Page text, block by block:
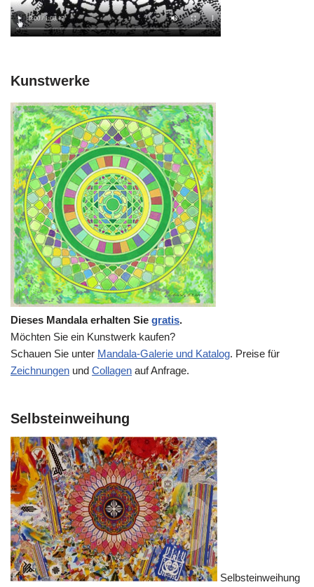
Kunstwerke
Dieses Mandala erhalten Sie gratis.
Möchten Sie ein Kunstwerk kaufen?
Schauen Sie unter Mandala-Galerie und Katalog. Preise für
Zeichnungen und Collagen auf Anfrage.
Selbsteinweihung
Selbsteinweihung